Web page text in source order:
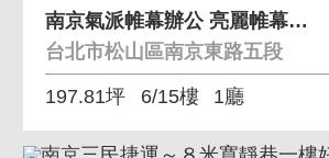
南京氣派帷幕辦公 亮麗帷幕外觀挑高門廳方正格局
台北市松山區南京東路五段
197.81坪 6/15樓 1廳